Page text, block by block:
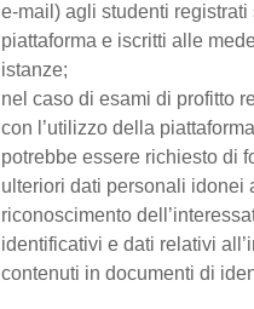
e-mail) agli studenti registrati
piattaforma e iscritti alle
istanze;
nel caso di esami di profitto
con l’utilizzo della
potrebbe essere richiesto di
ulteriori dati personali idonei
riconoscimento
identificativi e dati relativi
contenuti in documenti di